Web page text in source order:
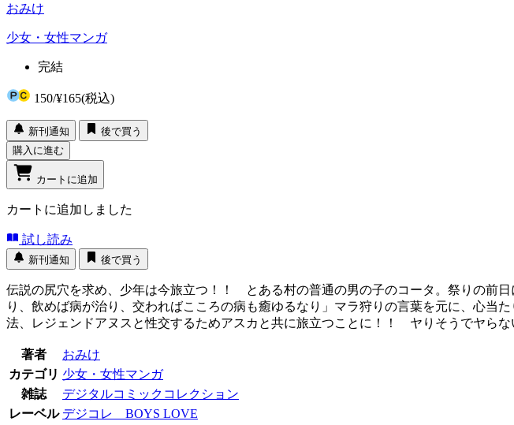
おみけ
少女・女性マンガ
完結
150/¥165(税込)
新刊通知
後で買う
購入に進む
カートに追加
カートに追加しました
試し読み
新刊通知 後で買う
伝説の尻穴を求め、少年は今旅立つ！！ とある村の普通の男の子のコータ。祭りの前
り、飲めば病が治り、交わればこころの病も癒ゆるなり」マラ狩りの言葉を元に、心
法、レジェンドアヌスと性交するためアスカと共に旅立つことに！！ ヤりそうでヤらな
著者
おみけ
カテゴリ 少女・女性マンガ
雑誌
デジタルコミックコレクション
レーベル デジコレ BOYS LOVE